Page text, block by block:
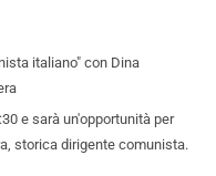
italiano" con Dina
e sarà un'opportunità per
storica dirigente comunista.